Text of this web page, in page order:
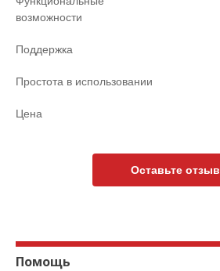
возможности
Поддержка
Простота в использовании
Цена
Оставьте отзыв
Помощь